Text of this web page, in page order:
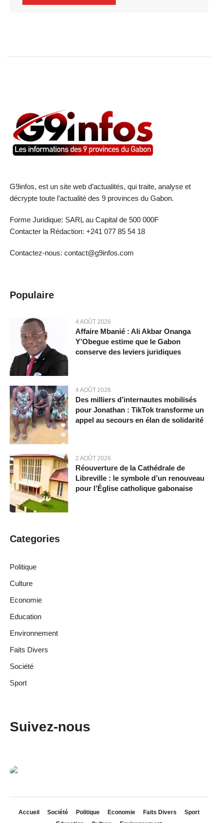
G9infos, est un site web d’actualités, qui traite, analyse et
décrypte toute l’actualité des 9 provinces du Gabon.
Forme Juridique: SARL au Capital de 500 000F
Contacter la Rédaction: +241 077 85 54 18
Contactez-nous: contact@g9infos.com
Populaire
4 AOÛT 2026
Affaire Mbanié : Ali Akbar Onanga
Y’Obegue estime que le Gabon
conserve des leviers juridiques
4 AOÛT 2026
Des milliers d’internautes mobilisés
pour Jonathan : TikTok transforme un
appel au secours en élan de solidarité
2 AOÛT 2026
Réouverture de la Cathédrale de
Libreville : le symbole d’un renouveau
pour l’Église catholique gabonaise
Categories
Politique
Culture
Economie
Education
Environnement
Faits Divers
Société
Sport
Suivez-nous
Accueil Société Politique Economie Faits Divers
Sport